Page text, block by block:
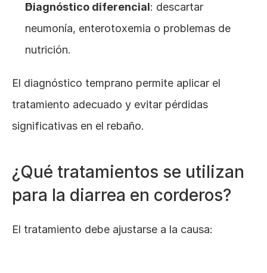
Diagnóstico diferencial: descartar
neumonía, enterotoxemia o problemas de
nutrición.
El diagnóstico temprano permite aplicar el
tratamiento adecuado y evitar pérdidas
significativas en el rebaño.
¿Qué tratamientos se utilizan
para la diarrea en corderos?
El tratamiento debe ajustarse a la causa: